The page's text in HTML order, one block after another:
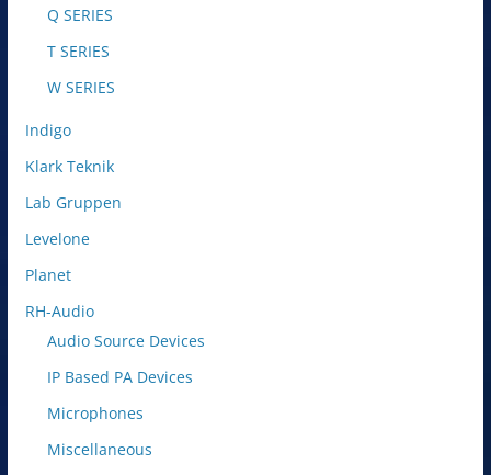
Q SERIES
T SERIES
W SERIES
Indigo
Klark Teknik
Lab Gruppen
Levelone
Planet
RH-Audio
Audio Source Devices
IP Based PA Devices
Microphones
Miscellaneous